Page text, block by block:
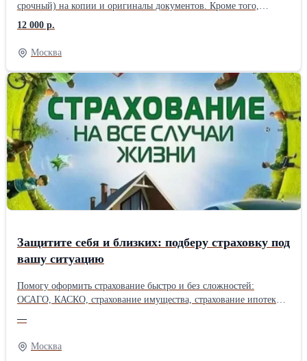
срочный) на копии и оригиналы документов. Кроме того,
выполняем ускоренную легализацию документов, в том числе
перевод и нотариальное заверение. Офис в центре Москвы в
шаговой доступности от метро Маяковская. Имеем огромный
практический опыт.
12 000 р.
Москва
Защитите себя и близких: подберу страховку под
вашу ситуацию
Помогу оформить страхование быстро и без сложностей:
ОСАГО, КАСКО, страхование имущества, страхование ипотеки,
где можно сэкономить. Работаю онлайн. Звоните или пишите —
консультация бесплатная.
—
Москва